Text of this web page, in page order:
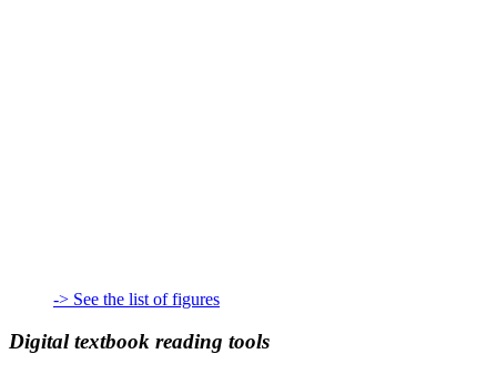
-> See the list of figures
Digital textbook reading tools